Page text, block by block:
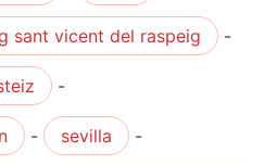
sant vicent del raspeig -
-
- sevilla -